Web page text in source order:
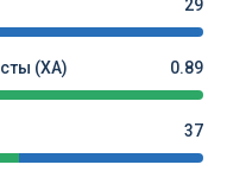
29
(xA) 0.89
37